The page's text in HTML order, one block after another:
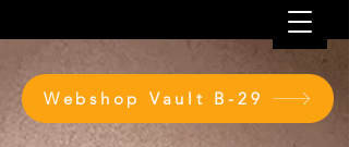
Webshop Vault B-29